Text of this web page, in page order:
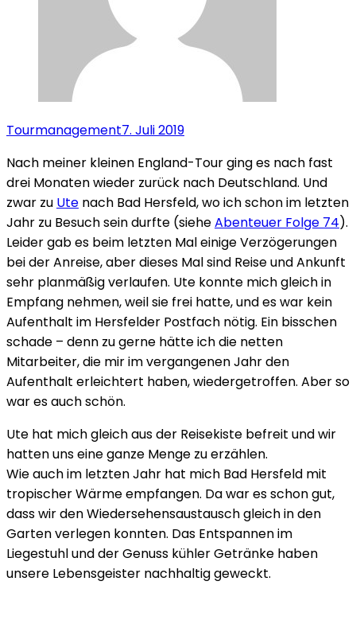
Tourmanagement7. Juli 2019
Nach meiner kleinen England-Tour ging es nach fast
drei Monaten wieder zurück nach Deutschland. Und
zwar zu Ute nach Bad Hersfeld, wo ich schon im letzten
Jahr zu Besuch sein durfte (sieheAbenteuer Folge 74).
Leider gab es beim letzten Mal einige Verzögerungen
bei der Anreise, aber dieses Mal sind Reise und Ankunft
sehr planmäßig verlaufen. Ute konnte mich gleich in
Empfang nehmen, weil sie frei hatte, und es war kein
Aufenthalt im Hersfelder Postfach nötig. Ein bisschen
schade – denn zu gerne hätte ich die netten
Mitarbeiter, die mir im vergangenen Jahr den
Aufenthalt erleichtert haben, wiedergetroffen. Aber so
war es auch schön.
Ute hat mich gleich aus der Reisekiste befreit und wir
hatten uns eine ganze Menge zu erzählen.
Wie auch im letzten Jahr hat mich Bad Hersfeld mit
tropischer Wärme empfangen. Da war es schon gut,
dass wir den Wiedersehensaustausch gleich in den
Garten verlegen konnten. Das Entspannen im
Liegestuhl und der Genuss kühler Getränke haben
unsere Lebensgeister nachhaltig geweckt.